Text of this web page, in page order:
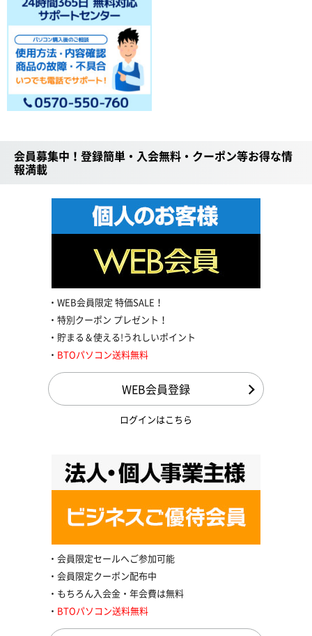
会員募集中！登録簡単・入会無料・クーポン等お得な情
報満載
WEB会員限定 特価SALE！
特別クーポン プレゼント！
貯まる＆使える!うれしいポイント
BTOパソコン送料無料
WEB会員登録
ログインはこちら
会員限定セールへご参加可能
会員限定クーポン配布中
もちろん入会金・年会費は無料
BTOパソコン送料無料